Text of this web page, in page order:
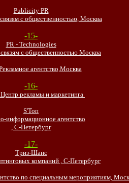
Publicity PR
с общественностью, Москва
-15-
PR - Technologies
с общественностью Москва
агентство,Москва
-16-
рекламы и маркетинга
S'Топ
информационное агентство
, С-Петербург
-17-
Триз-Шанс
компаний , С-Петербург
по специальным мероприятиям,